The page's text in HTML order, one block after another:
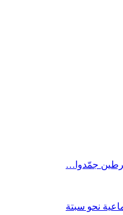
جمّدوا…
نحو سبتة